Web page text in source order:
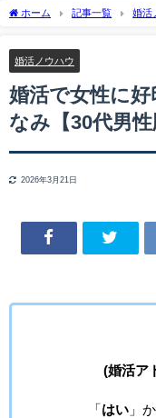
ホーム 記事一覧 婚活
婚活ノウハウ
婚活で女性に
なみ【30代男性
2026年3月21日
(婚活ア
「はい」